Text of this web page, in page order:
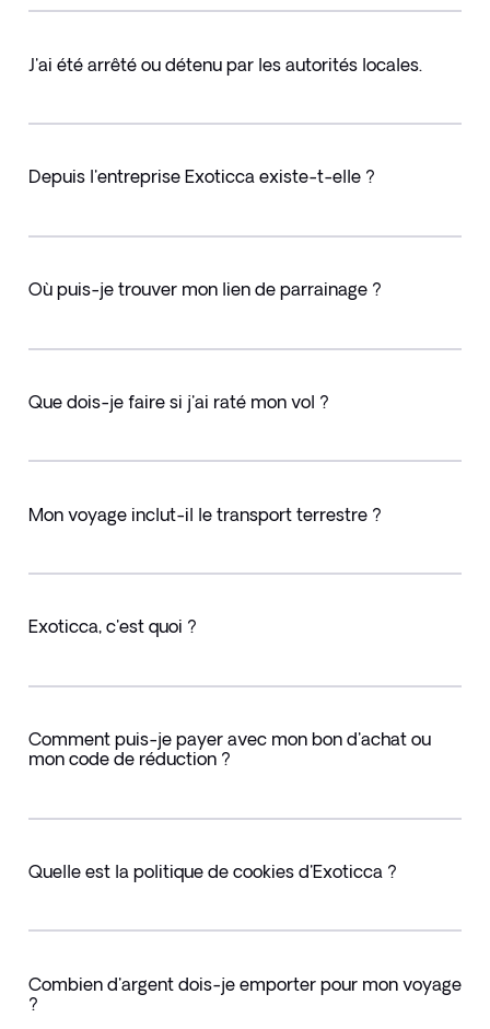
J'ai été arrêté ou détenu par les autorités locales.
Depuis l'entreprise Exoticca existe-t-elle ?
Où puis-je trouver mon lien de parrainage ?
Que dois-je faire si j'ai raté mon vol ?
Mon voyage inclut-il le transport terrestre ?
Exoticca, c'est quoi ?
Comment puis-je payer avec mon bon d'achat ou
mon code de réduction ?
Quelle est la politique de cookies d'Exoticca ?
Combien d'argent dois-je emporter pour mon voyage
?